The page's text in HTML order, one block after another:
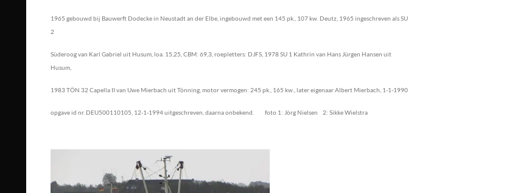
1965 gebouwd bij Bauwerft Dodecke in Neustadt an der Elbe, ingebouwd met een 145 pk., 107 kw. Deutz, 1965 ingeschreven als SU
2
Süderoog van Karl Gabriel uit Husum, loa. 15,25, CBM: 69,3, roepletters: DJFS, 1978 SU 1 Kathrin van Hans Jürgen Hansen uit
Husum,
1983 TÖN 32 Capella II van Uwe Mierbach uit Tönning, motor vermogen: 245 pk., 165 kw., later eigenaar Albert Mierbach, 1-1-1990
opgave id nr. DEU500110105, 12-1-1994 uitgeschreven, daarna onbekend. foto 1: Jörg Nielsen 2: Sikke Wielstra